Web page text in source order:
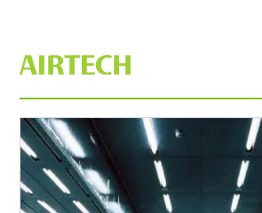
クリーンルーム